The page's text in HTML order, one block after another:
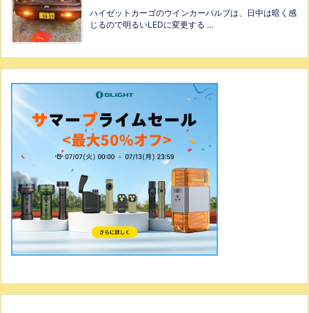
ハイゼットカーゴのウインカーバルブは、日中は暗く感
じるので明るいLEDに変更する ...